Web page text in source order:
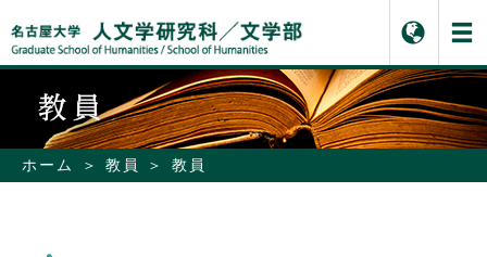
ホーム 教員 教員